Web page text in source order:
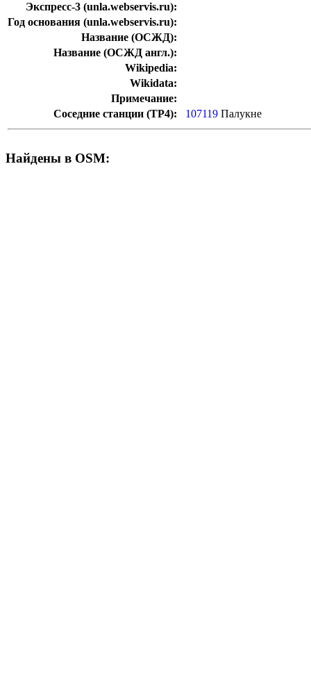
Экспресс-3 (unla.webservis.ru):
Год основания (unla.webservis.ru):
Название (ОСЖД):
Название (ОСЖД англ.):
Wikipedia:
Wikidata:
Примечание:
Соседние станции (ТР4):
107119 Палукне
Найдены в OSM: